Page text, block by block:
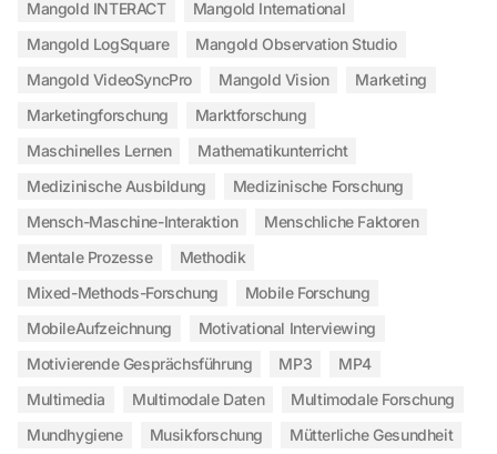
Mangold INTERACT
Mangold International
Mangold LogSquare
Mangold Observation Studio
Mangold VideoSyncPro
Mangold Vision
Marketing
Marketingforschung
Marktforschung
Maschinelles Lernen
Mathematikunterricht
Medizinische Ausbildung
Medizinische Forschung
Mensch-Maschine-Interaktion
Menschliche Faktoren
Mentale Prozesse
Methodik
Mixed-Methods-Forschung
Mobile Forschung
MobileAufzeichnung
Motivational Interviewing
Motivierende Gesprächsführung
MP3
MP4
Multimedia
Multimodale Daten
Multimodale Forschung
Mundhygiene
Musikforschung Mütterliche Gesundheit